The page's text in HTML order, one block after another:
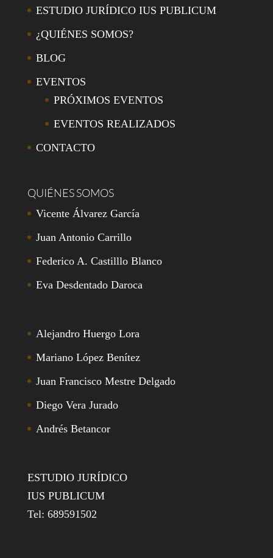
ESTUDIO JURÍDICO IUS PUBLICUM
¿QUIÉNES SOMOS?
BLOG
EVENTOS
PRÓXIMOS EVENTOS
EVENTOS REALIZADOS
CONTACTO
QUIÉNES SOMOS
Vicente Álvarez García
Juan Antonio Carrillo
Federico A. Castilllo Blanco
Eva Desdentado Daroca
Alejandro Huergo Lora
Mariano López Benítez
Juan Francisco Mestre Delgado
Diego Vera Jurado
Andrés Betancor
ESTUDIO JURÍDICO
IUS PUBLICUM
Tel: 689591502